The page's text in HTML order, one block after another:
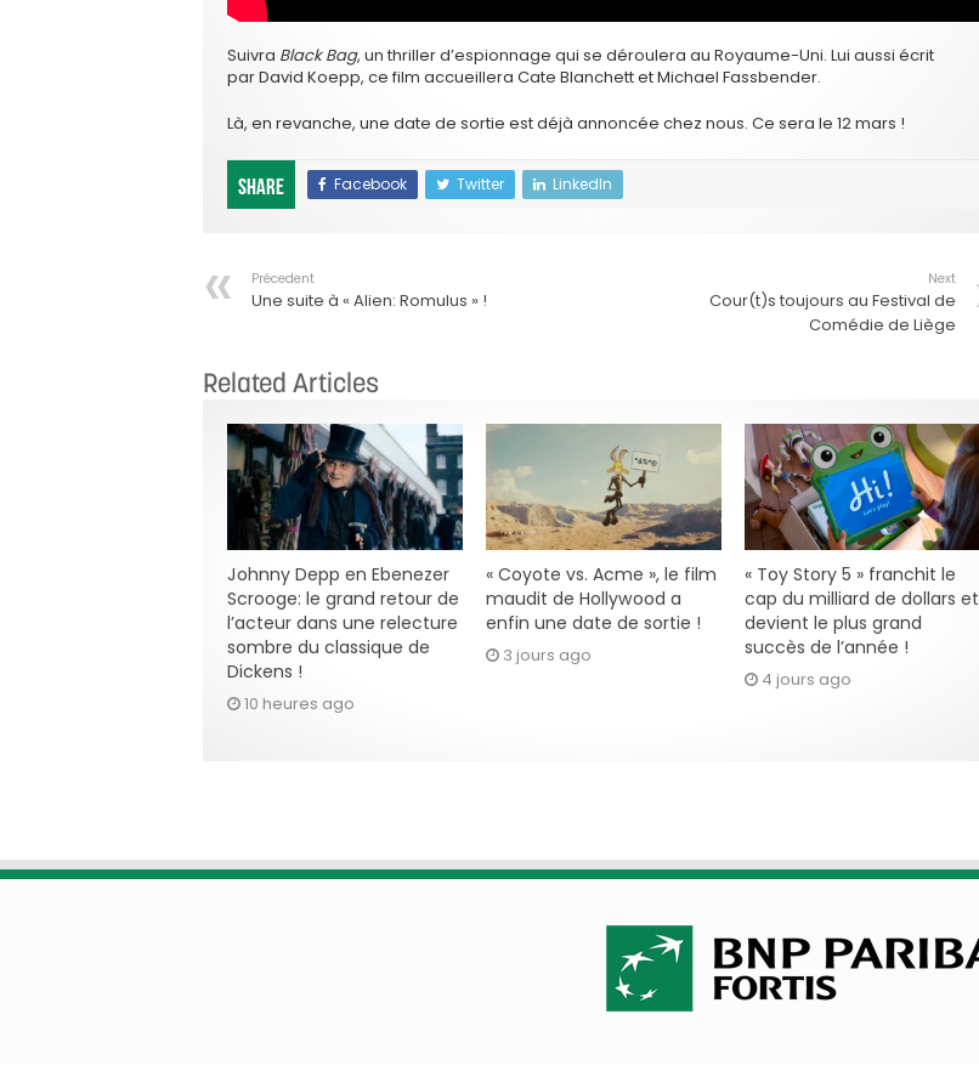
Suivra Black Bag, un thriller d’espionnage qui se déroulera au Royaume-Uni. Lui aussi écrit
par David Koepp, ce film accueillera Cate Blanchett et Michael Fassbender.
Là, en revanche, une date de sortie est déjà annoncée chez nous. Ce sera le 12 mars !
Share Facebook Twitter LinkedIn
Précedent
Une suite à « Alien: Romulus » !
Next
Cour(t)s toujours au Festival de
Comédie de Liège
Related Articles
Johnny Depp en Ebenezer
Scrooge: le grand retour de
l’acteur dans une relecture
sombre du classique de
Dickens !
10 heures ago
« Coyote vs. Acme », le film
maudit de Hollywood a
enfin une date de sortie !
3 jours ago
« Toy Story 5 » franchit le
cap du milliard de dollars et
devient le plus grand
succès de l’année !
4 jours ago